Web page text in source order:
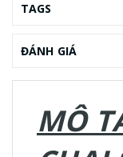
TAGS
ĐÁNH GIÁ
MÔ